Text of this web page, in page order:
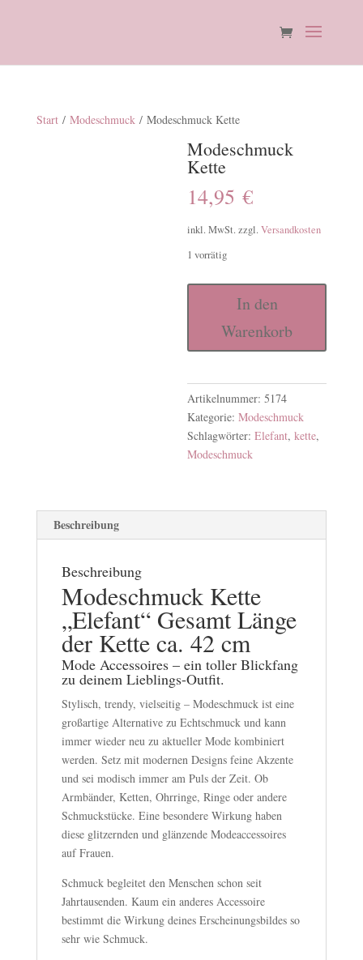
Start/ Modeschmuck/ Modeschmuck Kette
Modeschmuck
Kette
14,95€
inkl. MwSt. zzgl.Versandkosten
1 vorrätig
In den
Warenkorb
Artikelnummer:5174
Kategorie:Modeschmuck
Schlagwörter:Elefant,kette,
Modeschmuck
Beschreibung
Beschreibung
ModeschmuckKette
„Elefant“ Gesamt Länge
der Kette ca. 42 cm
Mode Accessoires – ein toller Blickfang
zu deinem Lieblings-Outfit.
Stylisch, trendy, vielseitig – Modeschmuck ist eine
großartige Alternative zu Echtschmuck und kann
immer wieder neu zu aktueller Mode kombiniert
werden. Setz mit modernen Designs feine Akzente
und sei modisch immer am Puls der Zeit. Ob
Armbänder, Ketten, Ohrringe, Ringe oder andere
Schmuckstücke. Eine besondere Wirkung haben
diese glitzernden und glänzende Modeaccessoires
auf Frauen.
Schmuck begleitet den Menschen schon seit
Jahrtausenden. Kaum ein anderes Accessoire
bestimmt die Wirkung deines Erscheinungsbildes so
sehr wie Schmuck.